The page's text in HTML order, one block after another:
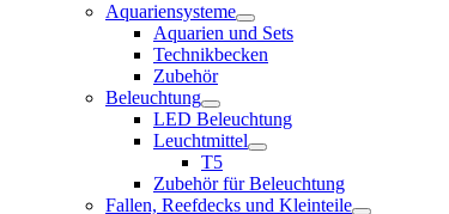
Aquariensysteme
Aquarien und Sets
Technikbecken
Zubehör
Beleuchtung
LED Beleuchtung
Leuchtmittel
T5
Zubehör für Beleuchtung
Fallen, Reefdecks und Kleinteile